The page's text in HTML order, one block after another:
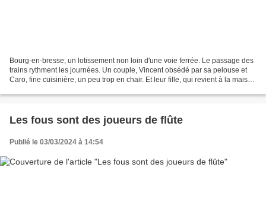
Bourg-en-bresse, un lotissement non loin d'une voie ferrée. Le passage des
trains rythment les journées. Un couple, Vincent obsédé par sa pelouse et
Caro, fine cuisinière, un peu trop en chair. Et leur fille, qui revient à la maison
Les fous sont des joueurs de flûte
Publié le 03/03/2024 à 14:54